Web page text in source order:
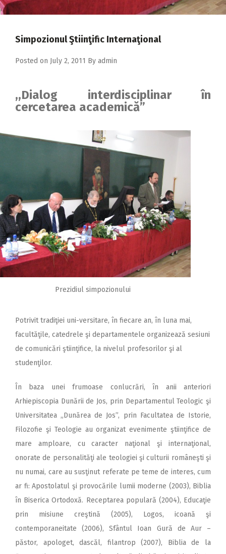
2018
2016
2015
2013
2011
Simpozionul Ştiinţific Internaţional
Posted on July 2, 2011 By admin
,,Dialog interdisciplinar în
cercetarea academică”
Prezidiul simpozionului
Potrivit tradiţiei uni-versitare, în fiecare an, în luna mai,
facultăţile, catedrele şi departamentele organizează sesiuni
de comunicări ştiinţifice, la nivelul profesorilor şi al
studenţilor.
În baza unei frumoase conlucrări, în anii anteriori
Arhiepiscopia Dunării de Jos, prin Departamentul Teologic şi
Universitatea „Dunărea de Jos”, prin Facultatea de Istorie,
Filozofie şi Teologie au organizat evenimente ştiinţifice de
mare amploare, cu caracter naţional şi internaţional,
onorate de personalităţi ale teologiei şi culturii româneşti şi
nu numai, care au susţinut referate pe teme de interes, cum
ar fi: Apostolatul şi provocările lumii moderne (2003), Biblia
în Biserica Ortodoxă. Receptarea populară (2004), Educaţie
prin misiune creştină (2005), Logos, icoană şi
contemporaneitate (2006), Sfântul Ioan Gură de Aur –
păstor, apologet, dascăl, filantrop (2007), Biblia de la